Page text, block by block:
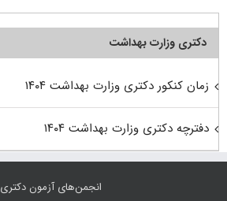
دکتری وزارت بهداشت
زمان کنکور دکتری وزارت بهداشت ۱۴۰۴
دفترچه دکتری وزارت بهداشت ۱۴۰۴
انجمن‌های آزمون دکتری